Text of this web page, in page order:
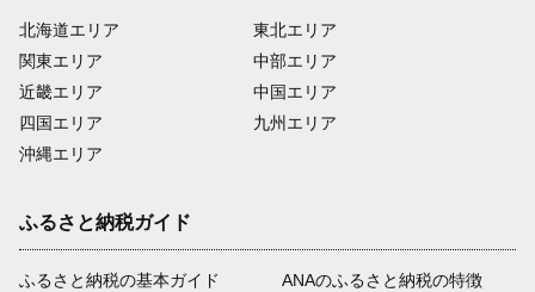
北海道エリア
関東エリア
近畿エリア
四国エリア
沖縄エリア
東北エリア
中部エリア
中国エリア
九州エリア
ふるさと納税ガイド
ふるさと納税の基本ガイド
ANAのふるさと納税の特徴